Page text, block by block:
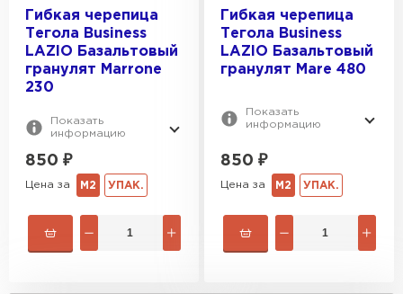
Acero autunnale 419
Comfort
Premium
КОЛИЧЕСТВО СЛОЕВ:
1
2
ТИП БИТУМА:
Полимерный битум АПП
Полимерный битум АПП - 15%
Тя-юана природный НР
Гибкая черепица
Тегола Business
LAZIO Базальтовый
гранулят Marrone
230
Показать
информацию
850 ₽
Цена за М2 УПАК.
Гибкая черепица
Тегола Business
LAZIO Базальтовый
гранулят Mare 480
Показать
информацию
850 ₽
Цена за М2 УПАК.